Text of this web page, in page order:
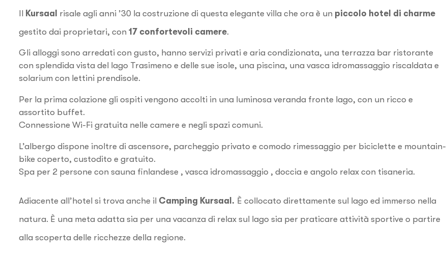
Il Kursaal risale agli anni ’30 la costruzione di questa elegante villa che ora è un piccolo hotel di charme
gestito dai proprietari, con 17 confortevoli camere.
Gli alloggi sono arredati con gusto, hanno servizi privati e aria condizionata, una terrazza bar ristorante
con splendida vista del lago Trasimeno e delle sue isole, una piscina, una vasca idromassaggio riscaldata e
solarium con lettini prendisole.
Per la prima colazione gli ospiti vengono accolti in una luminosa veranda fronte lago, con un ricco e
assortito buffet.
Connessione Wi-Fi gratuita nelle camere e negli spazi comuni.
L’albergo dispone inoltre di ascensore, parcheggio privato e comodo rimessaggio per biciclette e mountain-
bike coperto, custodito e gratuito.
Spa per 2 persone con sauna finlandese , vasca idromassaggio , doccia e angolo relax con tisaneria.
Adiacente all’hotel si trova anche il Camping Kursaal. È collocato direttamente sul lago ed immerso nella
natura. È una meta adatta sia per una vacanza di relax sul lago sia per praticare attività sportive o partire
alla scoperta delle ricchezze della regione.